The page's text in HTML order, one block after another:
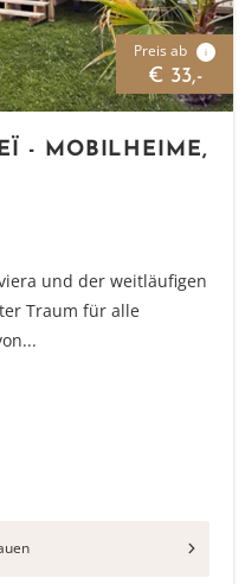
Preis ab i
€ 33,-
- MOBILHEIME,
und der weitläufigen
Traum für alle